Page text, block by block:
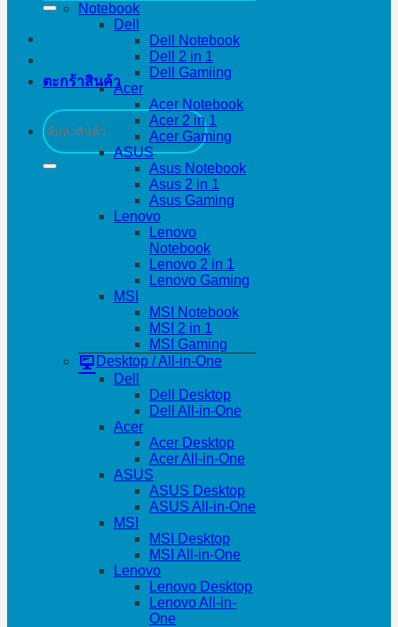
ตะกร้าสินค้า
ค้นหา:
Notebook
Dell
Dell Notebook
Dell 2 in 1
Dell Gamiing
Acer
Acer Notebook
Acer 2 in 1
Acer Gaming
ASUS
Asus Notebook
Asus 2 in 1
Asus Gaming
Lenovo
Lenovo
Notebook
Lenovo 2 in 1
Lenovo Gaming
MSI
MSI Notebook
MSI 2 in 1
MSI Gaming
Desktop / All-in-One
Dell
Dell Desktop
Dell All-in-One
Acer
Acer Desktop
Acer All-in-One
ASUS
ASUS Desktop
ASUS All-in-One
MSI
MSI Desktop
MSI All-in-One
Lenovo
Lenovo Desktop
Lenovo All-in-
One